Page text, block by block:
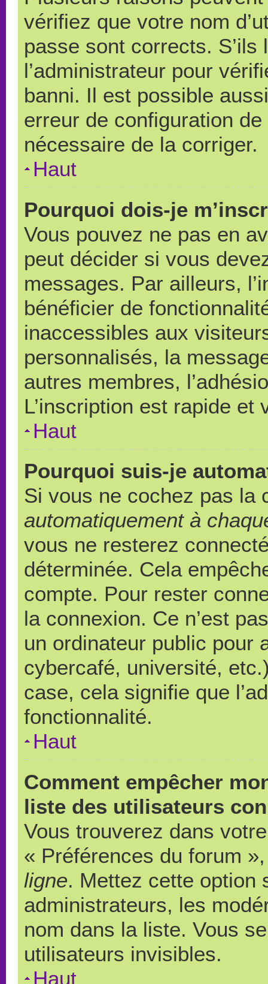
vérifiez que votre nom
passe sont corrects.
l’administrateur pour
banni. Il est possible
erreur de configuration
nécessaire de la corriger.
Haut
Pourquoi dois-je
Vous pouvez ne pas en
peut décider si vous
messages. Par ailleurs,
bénéficier de
inaccessibles aux
personnalisés, la
autres membres,
L’inscription est rapide et
Haut
Pourquoi suis-je
Si vous ne cochez pas la
automatiquement à
vous ne resterez
déterminée. Cela
compte. Pour rester
la connexion. Ce n’est
un ordinateur public pour
cybercafé, université,
case, cela signifie que
fonctionnalité.
Haut
Comment empêcher
liste des utilisateurs
Vous trouverez dans
« Préférences du forum
ligne. Mettez cette option
administrateurs, les
nom dans la liste. Vous
utilisateurs invisibles.
Haut